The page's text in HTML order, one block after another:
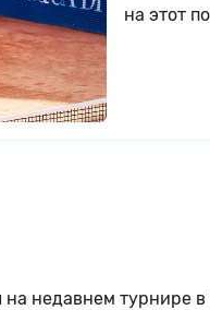
на этот
недавнем турнире